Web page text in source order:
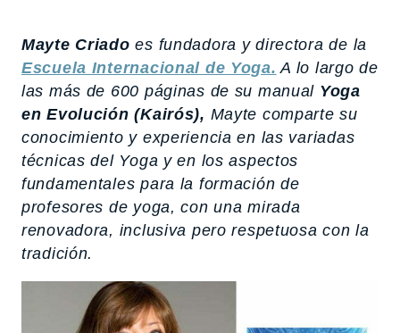
Mayte Criado es fundadora y directora de la
Escuela Internacional de Yoga. A lo largo de
las más de 600 páginas de su manual Yoga
en Evolución (Kairós), Mayte comparte su
conocimiento y experiencia en las variadas
técnicas del Yoga y en los aspectos
fundamentales para la formación de
profesores de yoga, con una mirada
renovadora, inclusiva pero respetuosa con la
tradición.